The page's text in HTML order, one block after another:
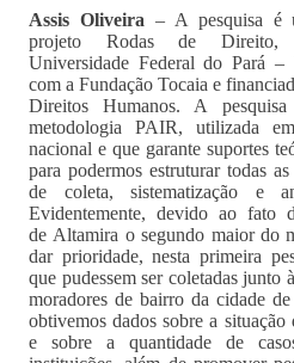
Assis Oliveira – A pesquisa é
projeto Rodas de Direito,
Universidade Federal do Pará –
com a Fundação Tocaia e
Direitos Humanos. A
metodologia PAIR, utilizada
nacional e que garante suportes
para podermos estruturar todas
de coleta, sistematização e
Evidentemente, devido ao fato
de Altamira o segundo maior do
dar prioridade, nesta primeira
que pudessem ser coletadas junto
moradores de bairro da cidade
obtivemos dados sobre a situação
e sobre a quantidade de